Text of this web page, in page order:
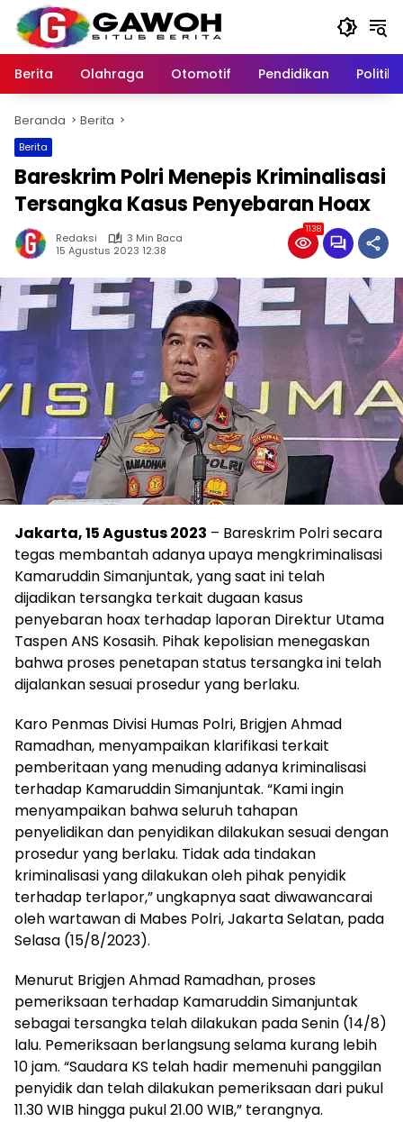
Langsung
konten
Berita
Olahraga Otomotif Pendidikan Politik
Beranda Berita
Berita
Bareskrim Polri Menepis Kriminalisasi
Tersangka Kasus Penyebaran Hoax
Redaksi
3 Min Baca
15 Agustus 2023 12:38
1138
Jakarta, 15 Agustus 2023 – Bareskrim Polri secara
tegas membantah adanya upaya mengkriminalisasi
Kamaruddin Simanjuntak, yang saat ini telah
dijadikan tersangka terkait dugaan kasus
penyebaran hoax terhadap laporan Direktur Utama
Taspen ANS Kosasih. Pihak kepolisian menegaskan
bahwa proses penetapan status tersangka ini telah
dijalankan sesuai prosedur yang berlaku.
Karo Penmas Divisi Humas Polri, Brigjen Ahmad
Ramadhan, menyampaikan klarifikasi terkait
pemberitaan yang menuding adanya kriminalisasi
terhadap Kamaruddin Simanjuntak. “Kami ingin
menyampaikan bahwa seluruh tahapan
penyelidikan dan penyidikan dilakukan sesuai dengan
prosedur yang berlaku. Tidak ada tindakan
kriminalisasi yang dilakukan oleh pihak penyidik
terhadap terlapor,” ungkapnya saat diwawancarai
oleh wartawan di Mabes Polri, Jakarta Selatan, pada
Selasa (15/8/2023).
Menurut Brigjen Ahmad Ramadhan, proses
pemeriksaan terhadap Kamaruddin Simanjuntak
sebagai tersangka telah dilakukan pada Senin (14/8)
lalu. Pemeriksaan berlangsung selama kurang lebih
10 jam. “Saudara KS telah hadir memenuhi panggilan
penyidik dan telah dilakukan pemeriksaan dari pukul
11.30 WIB hingga pukul 21.00 WIB,” terangnya.